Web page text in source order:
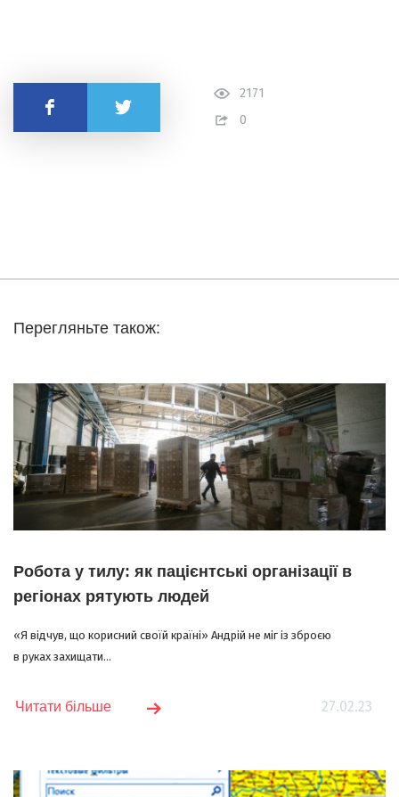
2171
0
Поділитись
Перегляньте також:
Робота у тилу: як пацієнтські організації в
регіонах рятують людей
«Я відчув, що корисний своїй країні» Андрій не міг із зброєю
в руках захищати...
27.02.23
Читати більше